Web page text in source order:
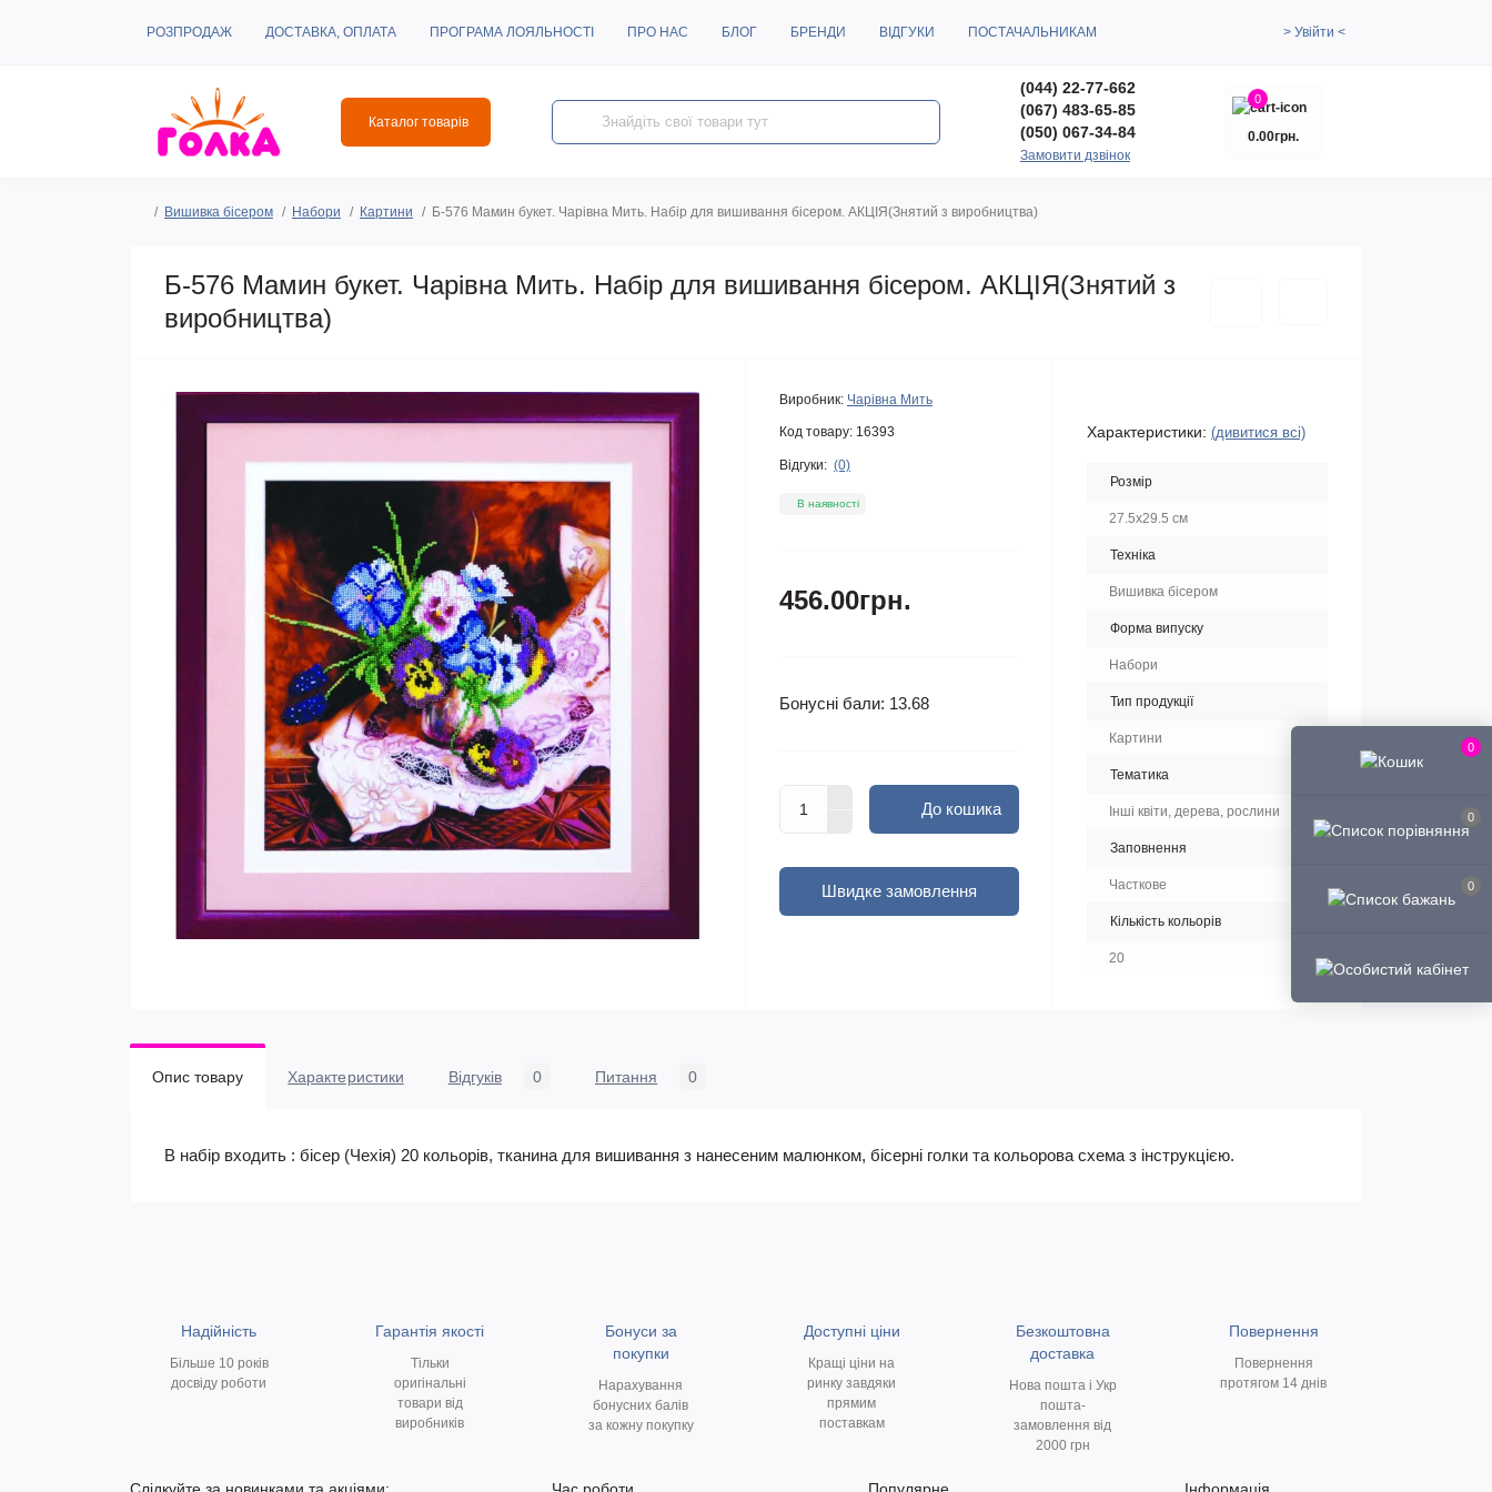
0
0
0
РОЗПРОДАЖ ДОСТАВКА, ОПЛАТА ПРОГРАМА ЛОЯЛЬНОСТІ ПРО НАС БЛОГ БРЕНДИ ВІДГУКИ ПОСТАЧАЛЬНИКАМ > Увійти <
Каталог товарів
(044) 22-77-662
(067) 483-65-85
(050) 067-34-84
Замовити дзвінок
0
0.00грн.
Вишивка бісером Набори Картини Б-576 Мамин букет. Чарівна Мить. Набір для вишивання бісером. АКЦІЯ(Знятий з виробництва)
Б-576 Мамин букет. Чарівна Мить. Набір для вишивання бісером. АКЦІЯ(Знятий з
виробництва)
Виробник: Чарівна Мить
Код товару: 16393
Відгуки: (0)
В наявності
456.00грн.
Бонусні бали: 13.68
До кошика
Швидке замовлення
Характеристики: (дивитися всі)
Розмір
27.5x29.5 см
Техніка
Вишивка бісером
Форма випуску
Набори
Тип продукції
Картини
Тематика
Інші квіти, дерева, рослини
Заповнення
Часткове
Кількість кольорів
20
Опис товару Характеристики Відгуків 0 Питання 0
В набір входить : бісер (Чехія) 20 кольорів, тканина для вишивання з нанесеним малюнком, бісерні голки та кольорова схема з інструкцією.
Надійність
Більше 10 років
досвіду роботи
Гарантія якості
Тільки
оригінальні
товари від
виробників
Бонуси за
покупки
Нарахування
бонусних балів
за кожну покупку
Доступні ціни
Кращі ціни на
ринку завдяки
прямим
поставкам
Безкоштовна
доставка
Нова пошта і Укр
пошта-
замовлення від
2000 грн
Повернення
Повернення
протягом 14 днів